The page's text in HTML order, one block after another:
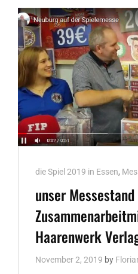
Cat
die Spiel 2019 in Essen,
unser
Haarenwerk
November 2, 2019 by